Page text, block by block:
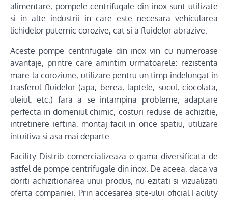
alimentare, pompele centrifugale din inox sunt utilizate
si in alte industrii in care este necesara vehicularea
lichidelor puternic corozive, cat si a fluidelor abrazive.
Aceste pompe centrifugale din inox vin cu numeroase
avantaje, printre care amintim urmatoarele: rezistenta
mare la coroziune, utilizare pentru un timp indelungat in
trasferul fluidelor (apa, berea, laptele, sucul, ciocolata,
uleiul, etc.) fara a se intampina probleme, adaptare
perfecta in domeniul chimic, costuri reduse de achizitie,
intretinere ieftina, montaj facil in orice spatiu, utilizare
intuitiva si asa mai departe.
Facility Distrib comercializeaza o gama diversificata de
astfel de pompe centrifugale din inox. De aceea, daca va
doriti achizitionarea unui produs, nu ezitati si vizualizati
oferta companiei. Prin accesarea site-ului oficial Facility